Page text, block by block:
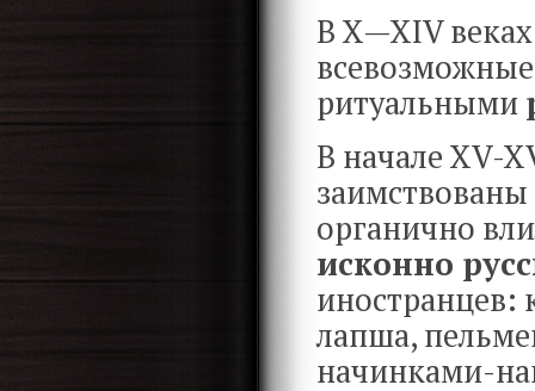
В X—XIV
ритуальными
В начале XV-
органично
исконно
иностранцев:
лапша,
начинками-